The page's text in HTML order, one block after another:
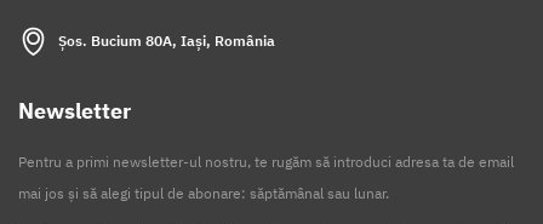
Șos. Bucium 80A, Iași, România
Newsletter
Pentru a primi newsletter-ul nostru, te rugăm să introduci adresa ta de email
mai jos și să alegi tipul de abonare: săptămânal sau lunar.